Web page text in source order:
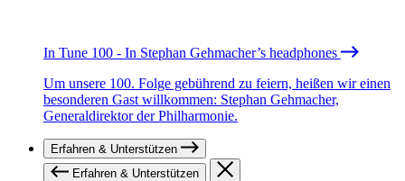
In Tune 100 - In Stephan Gehmacher’s headphones
Um unsere 100. Folge gebührend zu feiern, heißen wir einen
besonderen Gast willkommen: Stephan Gehmacher,
Generaldirektor der Philharmonie.
Erfahren & Unterstützen
Erfahren & Unterstützen